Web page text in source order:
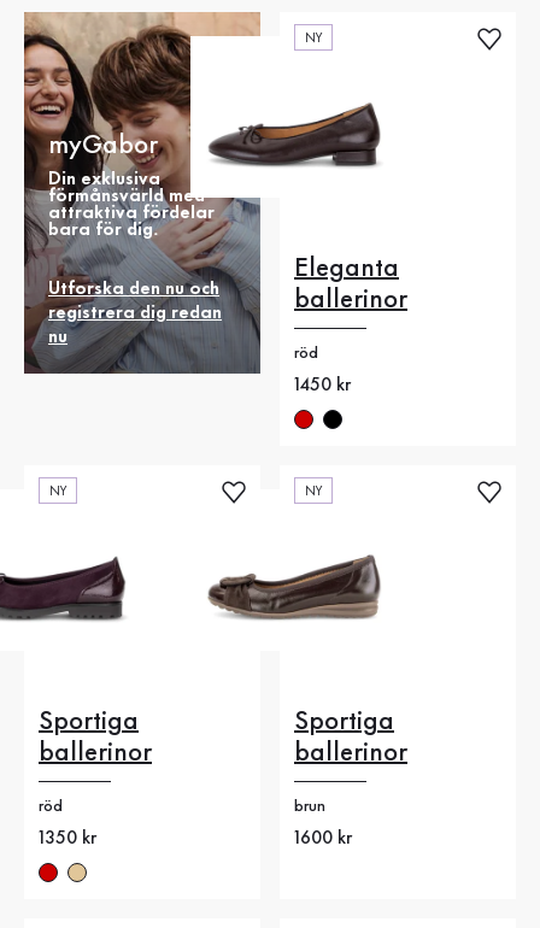
myGabor
Din exklusiva
förmånsvärld med
attraktiva fördelar
bara för dig.
Utforska den nu och
registrera dig redan
nu
NY
Eleganta
ballerinor
röd
Nytt pris
1450 kr
NY
Sportiga
ballerinor
röd
Nytt pris
1350 kr
NY
Sportiga
ballerinor
brun
Nytt pris
1600 kr